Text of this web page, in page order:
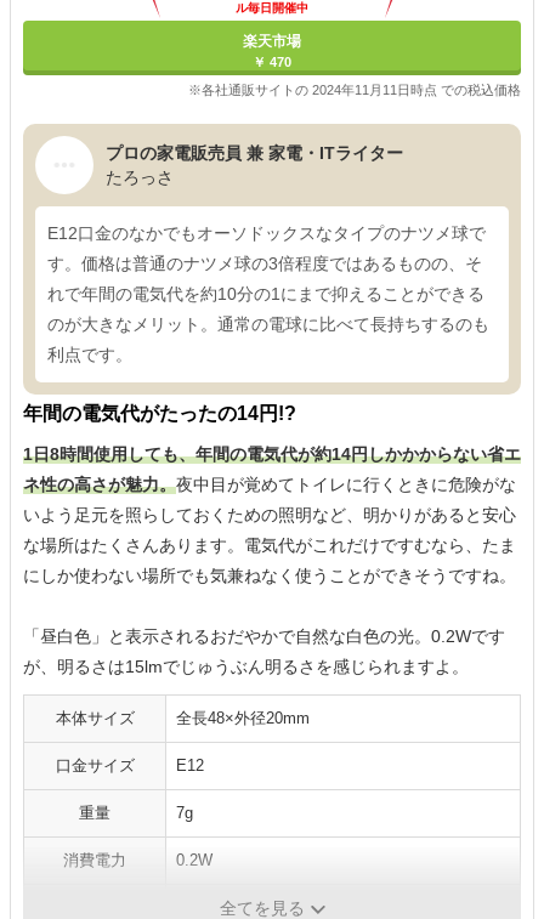
ル毎日開催中
楽天市場
￥ 470
※各社通販サイトの 2024年11月11日時点 での税込価格
プロの家電販売員 兼 家電・ITライター
たろっさ
E12口金のなかでもオーソドックスなタイプのナツメ球で
す。価格は普通のナツメ球の3倍程度ではあるものの、そ
れで年間の電気代を約10分の1にまで抑えることができる
のが大きなメリット。通常の電球に比べて長持ちするのも
利点です。
年間の電気代がたったの14円!?
1日8時間使用しても、年間の電気代が約14円しかかからない省エ
ネ性の高さが魅力。夜中目が覚めてトイレに行くときに危険がな
いよう足元を照らしておくための照明など、明かりがあると安心
な場所はたくさんあります。電気代がこれだけですむなら、たま
にしか使わない場所でも気兼ねなく使うことができそうですね。
「昼白色」と表示されるおだやかで自然な白色の光。0.2Wです
が、明るさは15lmでじゅうぶん明るさを感じられますよ。
本体サイズ 全長48×外径20mm
口金サイズ E12
重量 7g
消費電力 0.2W
昼白色全てを見る